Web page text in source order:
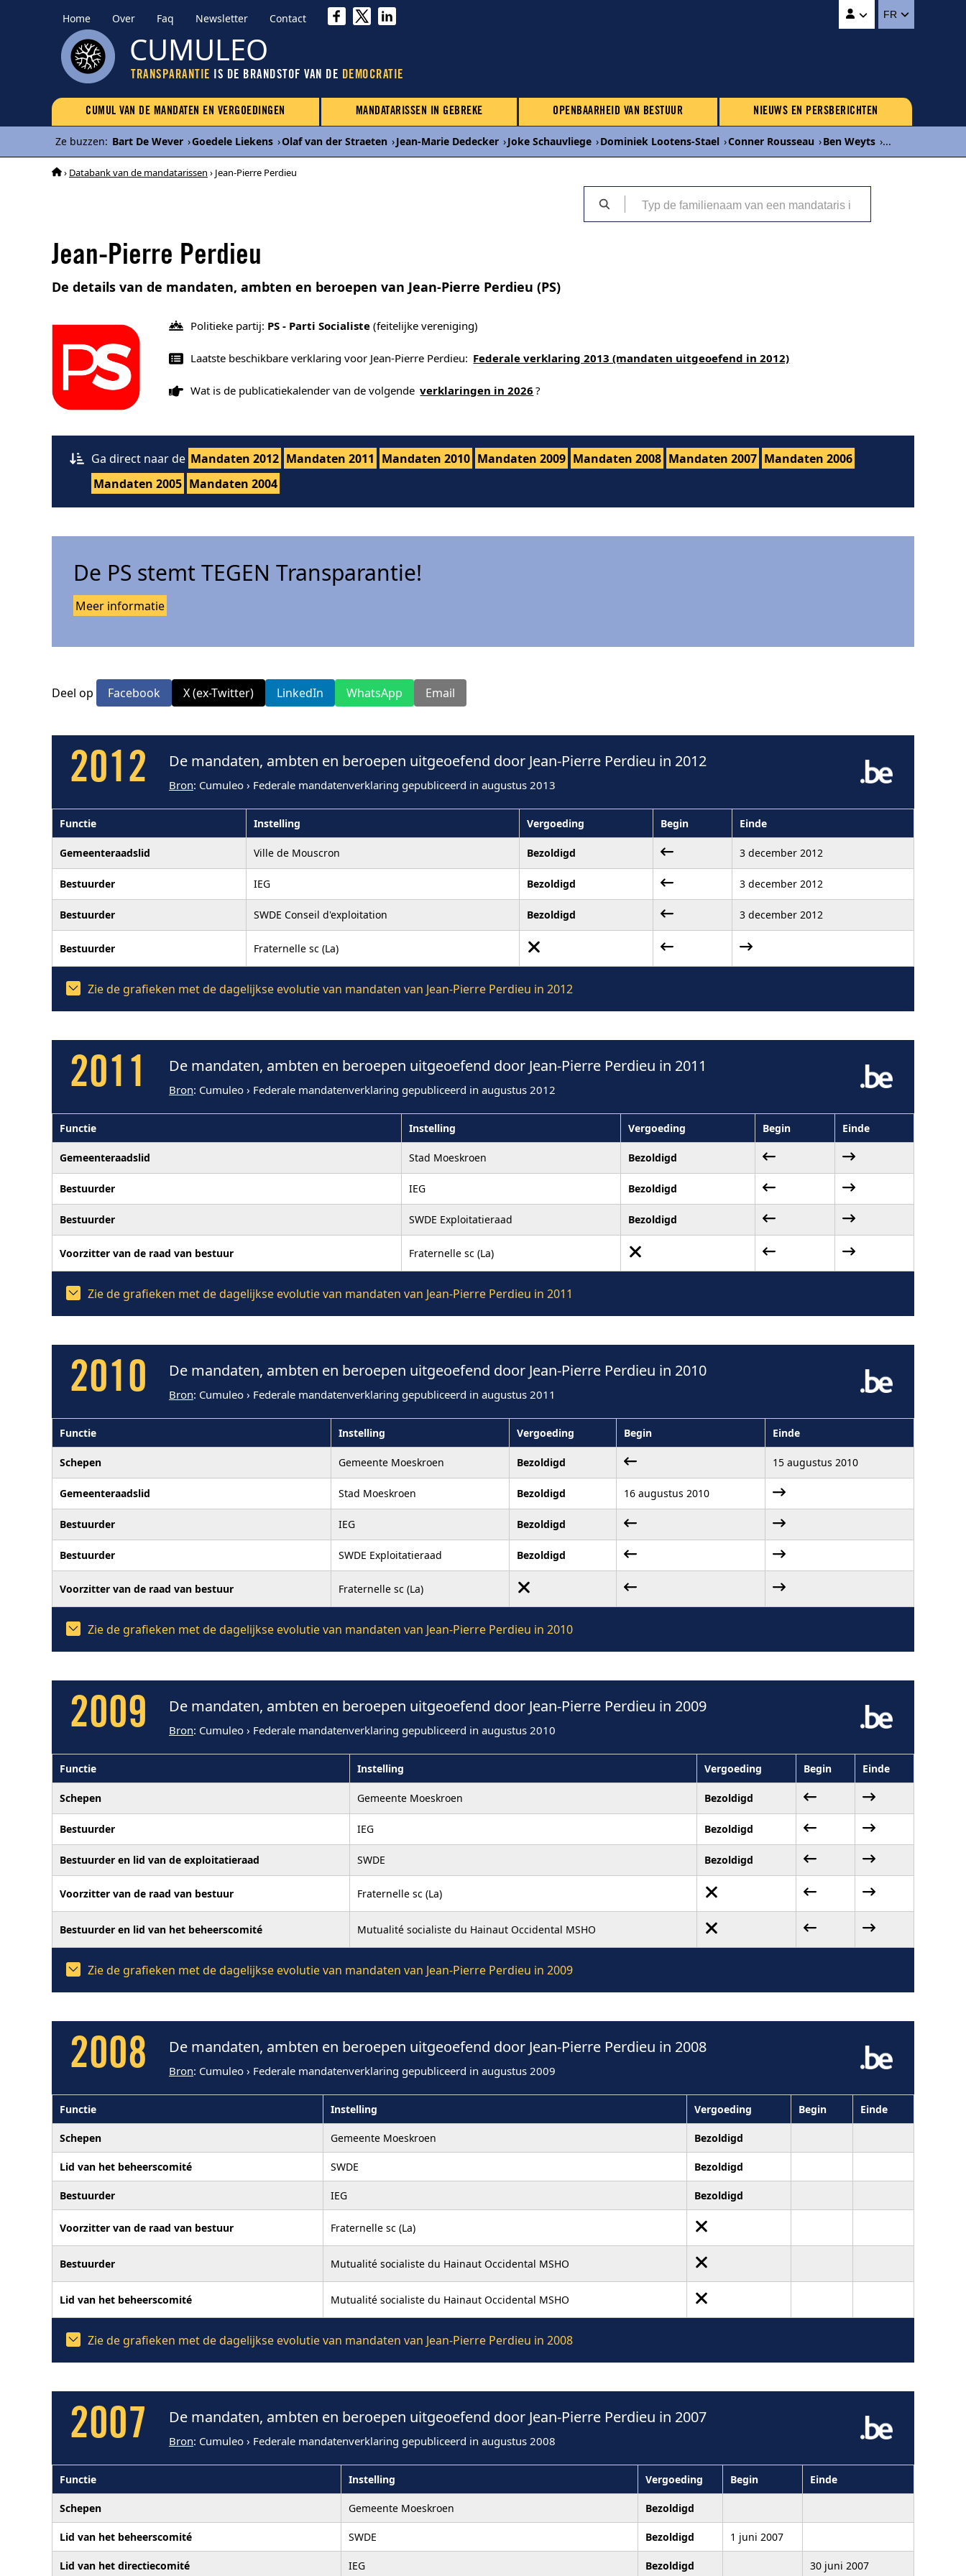
Home Over Faq Newsletter Contact FR
CUMULEO
TRANSPARANTIE IS DE BRANDSTOF VAN DE DEMOCRATIE
CUMUL VAN DE MANDATEN EN VERGOEDINGEN MANDATARISSEN IN GEBREKE OPENBAARHEID VAN BESTUUR NIEUWS EN PERSBERICHTEN
Ze buzzen: Bart De Wever ›Goedele Liekens ›Olaf van der Straeten ›Jean-Marie Dedecker ›Joke Schauvliege ›Dominiek Lootens-Stael ›Conner Rousseau ›Ben Weyts ›...
› Databank van de mandatarissen › Jean-Pierre Perdieu
Jean-Pierre Perdieu
De details van de mandaten, ambten en beroepen van Jean-Pierre Perdieu (PS)
Politieke partij: PS - Parti Socialiste (feitelijke vereniging)
Laatste beschikbare verklaring voor Jean-Pierre Perdieu: Federale verklaring 2013 (mandaten uitgeoefend in 2012)
Wat is de publicatiekalender van de volgende verklaringen in 2026 ?
Ga direct naar de Mandaten 2012 Mandaten 2011 Mandaten 2010 Mandaten 2009 Mandaten 2008 Mandaten 2007 Mandaten 2006
Mandaten 2005 Mandaten 2004
De PS stemt TEGEN Transparantie!
Meer informatie
Deel op Facebook X (ex-Twitter) LinkedIn WhatsApp Email
2012 De mandaten, ambten en beroepen uitgeoefend door Jean-Pierre Perdieu in 2012
Bron: Cumuleo › Federale mandatenverklaring gepubliceerd in augustus 2013
Functie Instelling Vergoeding Begin Einde
Gemeenteraadslid Ville de Mouscron Bezoldigd 3 december 2012
Bestuurder IEG Bezoldigd 3 december 2012
Bestuurder SWDE Conseil d'exploitation Bezoldigd 3 december 2012
Bestuurder Fraternelle sc (La)
Zie de grafieken met de dagelijkse evolutie van mandaten van Jean-Pierre Perdieu in 2012
2011 De mandaten, ambten en beroepen uitgeoefend door Jean-Pierre Perdieu in 2011
Bron: Cumuleo › Federale mandatenverklaring gepubliceerd in augustus 2012
Functie Instelling Vergoeding Begin Einde
Gemeenteraadslid Stad Moeskroen Bezoldigd
Bestuurder IEG Bezoldigd
Bestuurder SWDE Exploitatieraad Bezoldigd
Voorzitter van de raad van bestuur Fraternelle sc (La)
Zie de grafieken met de dagelijkse evolutie van mandaten van Jean-Pierre Perdieu in 2011
2010 De mandaten, ambten en beroepen uitgeoefend door Jean-Pierre Perdieu in 2010
Bron: Cumuleo › Federale mandatenverklaring gepubliceerd in augustus 2011
Functie Instelling Vergoeding Begin Einde
Schepen Gemeente Moeskroen Bezoldigd 15 augustus 2010
Gemeenteraadslid Stad Moeskroen Bezoldigd 16 augustus 2010
Bestuurder IEG Bezoldigd
Bestuurder SWDE Exploitatieraad Bezoldigd
Voorzitter van de raad van bestuur Fraternelle sc (La)
Zie de grafieken met de dagelijkse evolutie van mandaten van Jean-Pierre Perdieu in 2010
2009 De mandaten, ambten en beroepen uitgeoefend door Jean-Pierre Perdieu in 2009
Bron: Cumuleo › Federale mandatenverklaring gepubliceerd in augustus 2010
Functie Instelling Vergoeding Begin Einde
Schepen Gemeente Moeskroen Bezoldigd
Bestuurder IEG Bezoldigd
Bestuurder en lid van de exploitatieraad SWDE Bezoldigd
Voorzitter van de raad van bestuur Fraternelle sc (La)
Bestuurder en lid van het beheerscomité Mutualité socialiste du Hainaut Occidental MSHO
Zie de grafieken met de dagelijkse evolutie van mandaten van Jean-Pierre Perdieu in 2009
2008 De mandaten, ambten en beroepen uitgeoefend door Jean-Pierre Perdieu in 2008
Bron: Cumuleo › Federale mandatenverklaring gepubliceerd in augustus 2009
Functie Instelling Vergoeding Begin Einde
Schepen Gemeente Moeskroen Bezoldigd
Lid van het beheerscomité SWDE Bezoldigd
Bestuurder IEG Bezoldigd
Voorzitter van de raad van bestuur Fraternelle sc (La)
Bestuurder Mutualité socialiste du Hainaut Occidental MSHO
Lid van het beheerscomité Mutualité socialiste du Hainaut Occidental MSHO
Zie de grafieken met de dagelijkse evolutie van mandaten van Jean-Pierre Perdieu in 2008
2007 De mandaten, ambten en beroepen uitgeoefend door Jean-Pierre Perdieu in 2007
Bron: Cumuleo › Federale mandatenverklaring gepubliceerd in augustus 2008
Functie Instelling Vergoeding Begin Einde
Schepen Gemeente Moeskroen Bezoldigd
Lid van het beheerscomité SWDE Bezoldigd 1 juni 2007
Lid van het directiecomité IEG Bezoldigd 30 juni 2007